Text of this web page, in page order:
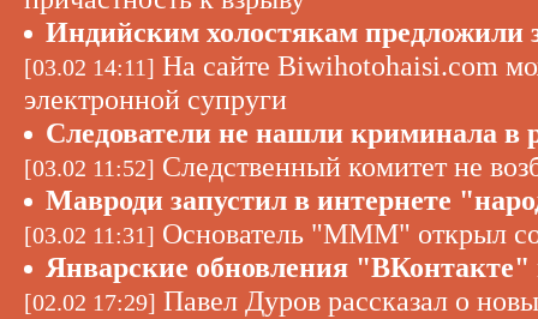
Индийским холостякам предложили
[03.02 14:11] На сайте Biwihotohaisi.com
электронной супруги
Следователи не нашли криминала в
[03.02 11:52] Следственный комитет не
Мавроди запустил в интернете
[03.02 11:31] Основатель "МММ" открыл
Январские обновления "ВКонтакте"
[02.02 17:29] Павел Дуров рассказал о